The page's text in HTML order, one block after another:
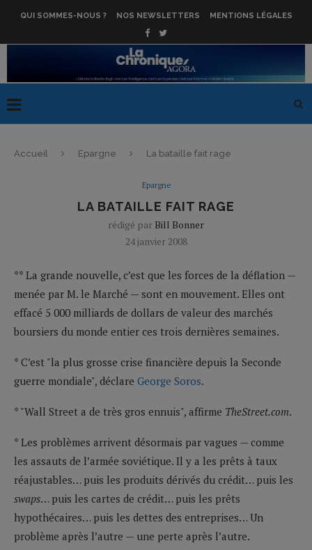
QUI SOMMES-NOUS ? NOS NEWSLETTERS MENTIONS LÉGALES
Accueil Epargne La bataille fait rage
Epargne
LA BATAILLE FAIT RAGE
rédigé par Bill Bonner
24 janvier 2008
** La grande nouvelle, c’est que les forces de la déflation —
menée par M. le Marché — sont en mouvement. Elles ont
effacé 5 000 milliards de dollars de valeur des marchés
boursiers du monde entier ces trois dernières semaines.
* C’est "la plus grosse crise financière depuis la Seconde
guerre mondiale", déclare George Soros.
* "Wall Street a de très gros ennuis", affirme TheStreet.com.
* Les problèmes arrivent désormais par vagues — comme
les assauts de l’armée soviétique. Il y a les prêts à taux
réajustables… puis les produits dérivés du crédit… puis les
swaps… puis les cartes de crédit… puis les prêts
hypothécaires… puis les dettes des entreprises… Un
problème après l’autre — une perte après l’autre.